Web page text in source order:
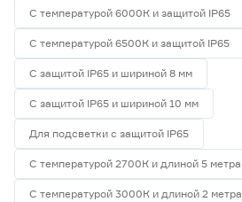
С температурой 6000К и защитой IP65
С температурой 6500К и защитой IP65
С защитой IP65 и шириной 8 мм
С защитой IP65 и шириной 10 мм
Для подсветки с защитой IP65
С температурой 2700К и длиной 5 метра
С температурой 3000К и длиной 2 метра